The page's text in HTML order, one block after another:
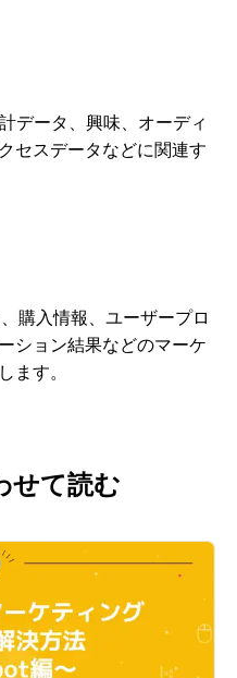
データ、興味、オーディ
セスデータなどに関連す
購入情報、ユーザープロ
ション結果などのマーケ
ます。
せて読む